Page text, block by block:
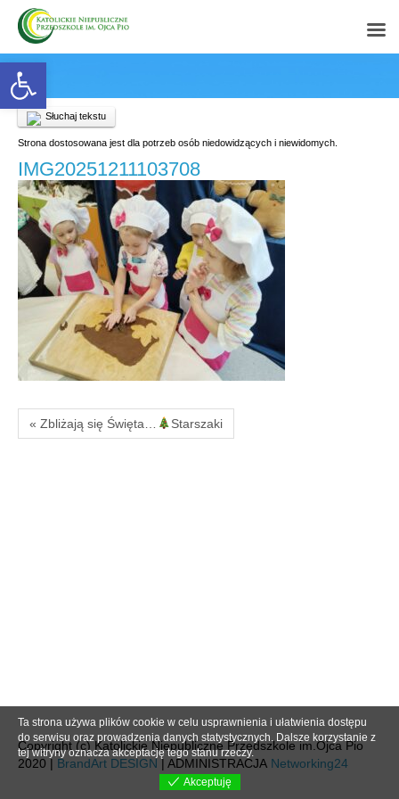
Open toolbar
Słuchaj tekstu
Strona dostosowana jest dla potrzeb osób niedowidzących i niewidomych.
IMG20251211103708
« Zbliżają się Święta… Starszaki
Copyright (c) Katolickie Niepubliczne Przedszkole im.Ojca Pio
2020 | BrandArt DESIGN | ADMINISTRACJA Networking24
Ta strona używa plików cookie w celu usprawnienia i ułatwienia dostępu
do serwisu oraz prowadzenia danych statystycznych. Dalsze korzystanie z
tej witryny oznacza akceptację tego stanu rzeczy.
Akceptuję